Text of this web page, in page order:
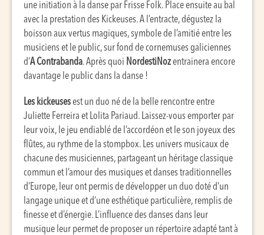
une initiation à la danse par Frisse Folk. Place ensuite au bal
avec la prestation des Kickeuses. A l’entracte, dégustez la
boisson aux vertus magiques, symbole de l’amitié entre les
musiciens et le public, sur fond de cornemuses galiciennes
d’A Contrabanda. Après quoi NordestiNozentrainera encore
davantage le public dans la danse !
Les kickeusesest un duo né de la belle rencontre entre
Juliette Ferreira et Lolita Pariaud. Laissez-vous emporter par
leur voix, le jeu endiablé de l’accordéon et le son joyeux des
flûtes, au rythme de la stompbox. Les univers musicaux de
chacune des musiciennes, partageant un héritage classique
commun et l’amour des musiques et danses traditionnelles
d’Europe, leur ont permis de développer un duo doté d’un
langage unique et d’une esthétique particulière, remplis de
finesse et d’énergie. L’influence des danses dans leur
musique leur permet de proposer un répertoire adapté tant à